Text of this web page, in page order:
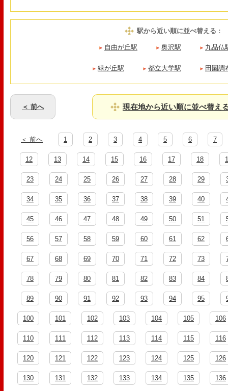
駅から近い順に並べ替える ：
自由が丘駅 奥沢駅 九品仏
緑が丘駅 都立大学駅 田園調
＜ 前へ 現在地から近い順に並べ替え
＜ 前へ 1 2 3 4 5 6 7
12 13 14 15 16 17 18
23 24 25 26 27 28 29
34 35 36 37 38 39 40
45 46 47 48 49 50 51
56 57 58 59 60 61 62
67 68 69 70 71 72 73
78 79 80 81 82 83 84
89 90 91 92 93 94 95
100 101 102 103 104 105 106
110 111 112 113 114 115 116
120 121 122 123 124 125 126
130 131 132 133 134 135 136